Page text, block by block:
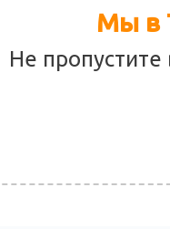
Мы в
Не